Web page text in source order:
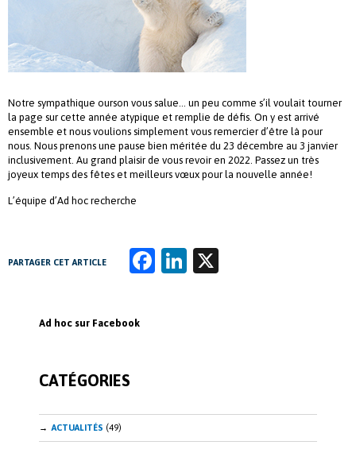
Notre sympathique ourson vous salue… un peu comme s’il voulait tourner
la page sur cette année atypique et remplie de défis. On y est arrivé
ensemble et nous voulions simplement vous remercier d’être là pour
nous. Nous prenons une pause bien méritée du 23 décembre au 3 janvier
inclusivement. Au grand plaisir de vous revoir en 2022. Passez un très
joyeux temps des fêtes et meilleurs vœux pour la nouvelle année!
L’équipe d’Ad hoc recherche
PARTAGER CET ARTICLE
Fa Li
Ad hoc sur Facebook
CATÉGORIES
ACTUALITÉS (49)